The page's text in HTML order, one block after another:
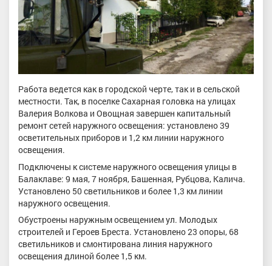
Работа ведется как в городской черте, так и в сельской
местности. Так, в поселке Сахарная головка на улицах
Валерия Волкова и Овощная завершен капитальный
ремонт сетей наружного освещения: установлено 39
осветительных приборов и 1,2 км линии наружного
освещения.
Подключены к системе наружного освещения улицы в
Балаклаве: 9 мая, 7 ноября, Башенная, Рубцова, Калича.
Установлено 50 светильников и более 1,3 км линии
наружного освещения.
Обустроены наружным освещением ул. Молодых
строителей и Героев Бреста. Установлено 23 опоры, 68
светильников и смонтирована линия наружного
освещения длиной более 1,5 км.